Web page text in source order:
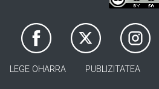
LEGE OHARRA PUBLIZITATEA